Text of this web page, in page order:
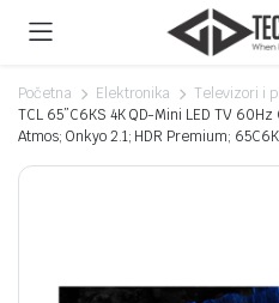
Početna Elektronika Televizori i
TCL 65”C6KS 4K QD-Mini LED TV
Atmos; Onkyo 2.1; HDR Premium;